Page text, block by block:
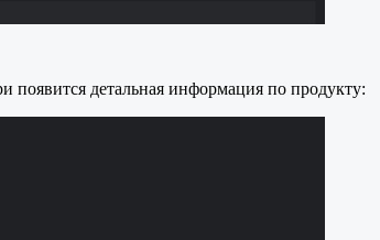
детальная информация по продукту: